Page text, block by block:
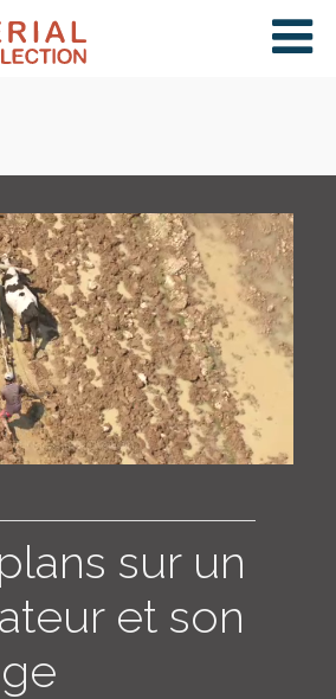
×
PAYS
CARTE
COLLECTIONS
LOGIN
ENGLISH
sur un
et son